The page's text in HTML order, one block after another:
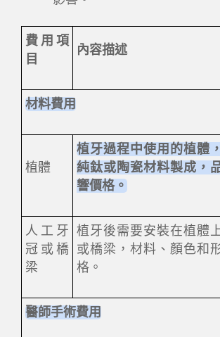
費用項
目
內容描述
材料費用
植體
植牙過程中使用的植體
純鈦或陶瓷材料製成，
響價格。
人工牙
冠或橋
梁
植牙後需要安裝在植體
或橋梁，材料、顏色和
格。
醫師手術費用